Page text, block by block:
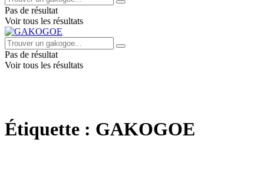
Pas de résultat
Voir tous les résultats
Pas de résultat
Voir tous les résultats
Étiquette : GAKOGOE